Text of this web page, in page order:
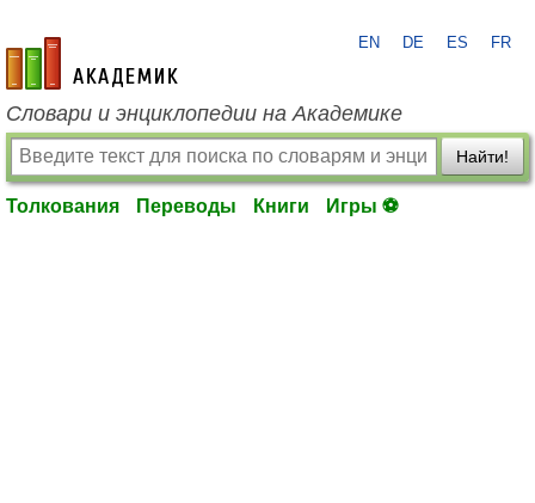
academic.ru
EN DE ES FR
Словари и энциклопедии на Академике
Найти!
Толкования Переводы Книги Игры ⚽